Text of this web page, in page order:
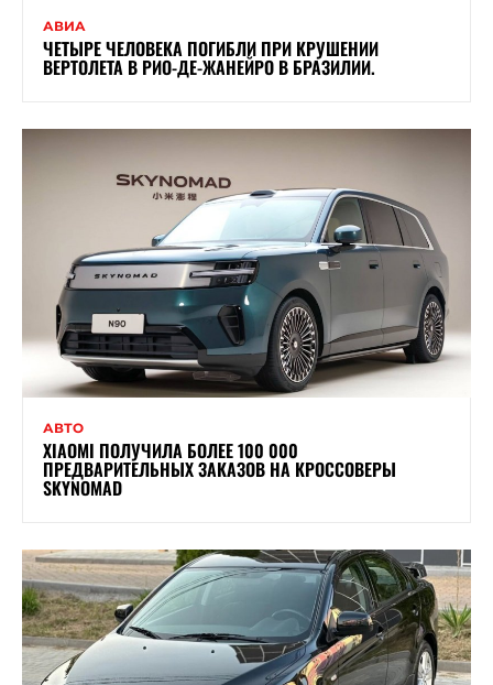
АВИА
ЧЕТЫРЕ ЧЕЛОВЕКА ПОГИБЛИ ПРИ КРУШЕНИИ
ВЕРТОЛЕТА В РИО-ДЕ-ЖАНЕЙРО В БРАЗИЛИИ.
АВТО
XIAOMI ПОЛУЧИЛА БОЛЕЕ 100 000
ПРЕДВАРИТЕЛЬНЫХ ЗАКАЗОВ НА КРОССОВЕРЫ
SKYNOMAD